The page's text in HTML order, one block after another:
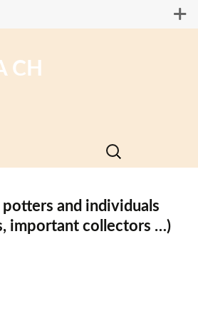
CH
Search
for:
and individuals
important collectors …)